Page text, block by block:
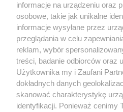
6 /
Nie zapomnij
zapoznać się z:
polityką prywatności
Twojemiasto
Piekary Śląskie
Chorzów
Tarnowskie Góry
informacje na urządzeniu oraz
osobowe, takie jak unikalne
informacje wysyłane przez
przeglądania w celu
reklam, wybór
treści, badanie odbiorców oraz
Użytkownika my i Zaufani
dokładnych danych
skanować charakterystykę
identyfikacji. Ponieważ cenimy